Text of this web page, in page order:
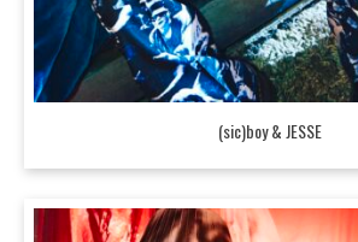
(sic)boy & JESSE